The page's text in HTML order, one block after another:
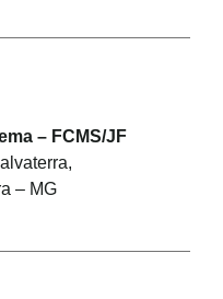
– FCMS/JF
– MG